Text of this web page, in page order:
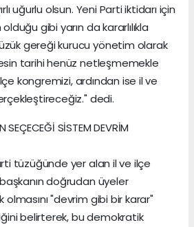
uğurlu olsun. Yeni Parti iktidarı için
gibi yarın da kararlılıkla
gereği kurucu yönetim olarak
tarihi henüz netleşmemekle
kongremizi, ardından ise il ve
dedi.
SEÇECEĞİ SİSTEM DEVRİM
tüzüğünde yer alan il ve ilçe
doğrudan üyeler
"devrim gibi bir karar"
belirterek, bu demokratik